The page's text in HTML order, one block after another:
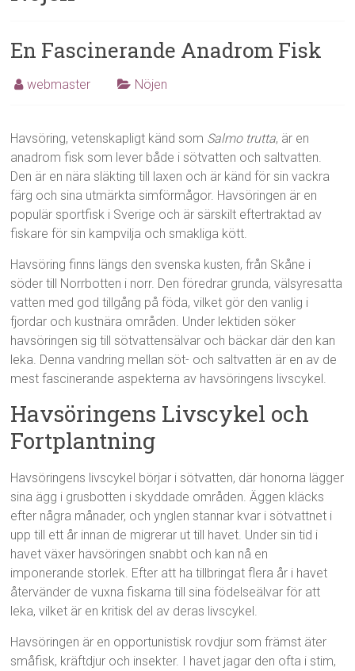
En Fascinerande Anadrom Fisk
webmaster Nöjen
Havsöring, vetenskapligt känd som Salmo trutta, är en
anadrom fisk som lever både i sötvatten och saltvatten.
Den är en nära släkting till laxen och är känd för sin vackra
färg och sina utmärkta simförmågor. Havsöringen är en
populär sportfisk i Sverige och är särskilt eftertraktad av
fiskare för sin kampvilja och smakliga kött.
Havsöring finns längs den svenska kusten, från Skåne i
söder till Norrbotten i norr. Den föredrar grunda, välsyresatta
vatten med god tillgång på föda, vilket gör den vanlig i
fjordar och kustnära områden. Under lektiden söker
havsöringen sig till sötvattensälvar och bäckar där den kan
leka. Denna vandring mellan söt- och saltvatten är en av de
mest fascinerande aspekterna av havsöringens livscykel.
Havsöringens Livscykel och
Fortplantning
Havsöringens livscykel börjar i sötvatten, där honorna lägger
sina ägg i grusbotten i skyddade områden. Äggen kläcks
efter några månader, och ynglen stannar kvar i sötvattnet i
upp till ett år innan de migrerar ut till havet. Under sin tid i
havet växer havsöringen snabbt och kan nå en
imponerande storlek. Efter att ha tillbringat flera år i havet
återvänder de vuxna fiskarna till sina födelseälvar för att
leka, vilket är en kritisk del av deras livscykel.
Havsöringen är en opportunistisk rovdjur som främst äter
småfisk, kräftdjur och insekter. I havet jagar den ofta i stim,